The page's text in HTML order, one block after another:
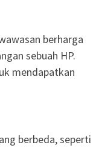
berharga
sebuah HP.
mendapatkan
berbeda, seperti